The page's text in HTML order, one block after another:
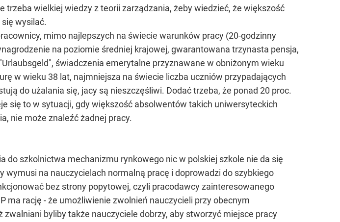
trzeba wielkiej wiedzy z teorii zarządzania, żeby wiedzieć, że większość
wysilać.
mimo najlepszych na świecie warunków pracy (20-godzinny
na poziomie średniej krajowej, gwarantowana trzynasta pensja,
świadczenia emerytalne przyznawane w obniżonym wieku
w wieku 38 lat, najmniejsza na świecie liczba uczniów przypadających
do użalania się, jacy są nieszczęśliwi. Dodać trzeba, że ponad 20 proc.
się to w sytuacji, gdy większość absolwentów takich uniwersyteckich
nie może znaleźć żadnej pracy.
szkolnictwa mechanizmu rynkowego nic w polskiej szkole nie da się
na nauczycielach normalną pracę i doprowadzi do szybkiego
bez strony popytowej, czyli pracodawcy zainteresowanego
ma rację - że umożliwienie zwolnień nauczycieli przy obecnym
byliby także nauczyciele dobrzy, aby stworzyć miejsce pracy